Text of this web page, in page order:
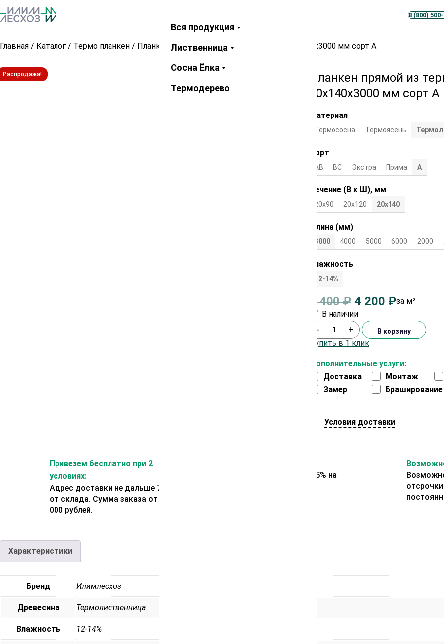
Телеграм
MAX8 (800)
Закрыть
Вся продукция
Лиственница
Сосна Ёлка
Термодерево
Главная / Каталог / Термо планкен / Планкен прямой из термолиственницы 20х140х3000 мм сорт А
Распродажа!
Планкен прямой из
20х140х3000 мм сорт А
Материал
Термососна Термоясень
Сорт
АВ ВС Экстра Прима А
Сечение (В х Ш), мм
20х90 20х120 20х140
Длина (мм)
3000 4000 5000 6000 2000
Влажность
12-14%
4 400₽ 4 200 ₽за м²
В наличии
Дополнительные услуги:
Доставка
Монтаж
Замер
Браширование
- + В корзину
Купить в 1 клик
Условия доставки
Привезем бесплатно при 2
условиях:
Адрес доставки не дальше 70 км
от склада. Сумма заказа от 200
000 рублей.
Представляем скидку 5% на
Характеристики
Бренд Илимлесхоз
Древесина Термолиственница
Влажность 12-14%